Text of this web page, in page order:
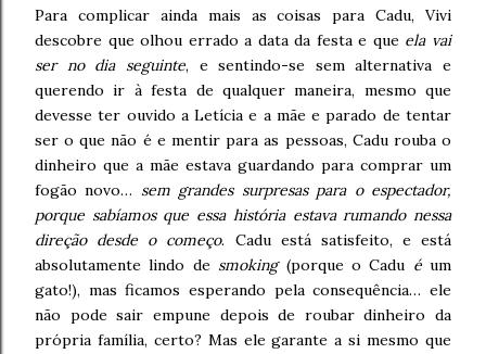
Para complicar ainda mais as coisas para Cadu, Vivi
descobre que olhou errado a data da festa e que ela vai
ser no dia seguinte, e sentindo-se sem alternativa e
querendo ir à festa de qualquer maneira, mesmo que
devesse ter ouvido a Letícia e a mãe e parado de tentar
ser o que não é e mentir para as pessoas, Cadu rouba o
dinheiro que a mãe estava guardando para comprar um
fogão novo… sem grandes surpresas para o espectador,
porque sabíamos que essa história estava rumando nessa
direção desde o começo. Cadu está satisfeito, e está
absolutamente lindo de smoking(porque o Cadu éum
gato!), mas ficamos esperando pela consequência… ele
não pode sair empune depois de roubar dinheiro da
própria família, certo? Mas ele garante a si mesmo que